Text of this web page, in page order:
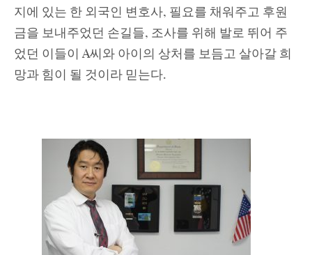
지에 있는 한 외국인 변호사, 필요를 채워주고 후원
금을 보내주었던 손길들, 조사를 위해 발로 뛰어 주
었던 이들이 A씨와 아이의 상처를 보듬고 살아갈 희
망과 힘이 될 것이라 믿는다.